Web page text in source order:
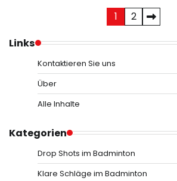
pagination
1
2
Links
Kontaktieren Sie uns
Über
Alle Inhalte
Kategorien
Drop Shots im Badminton
Klare Schläge im Badminton